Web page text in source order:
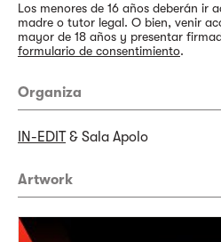
Los menores de 16 años deberán ir
madre o tutor legal. O bien, venir
mayor de 18 años y presentar
formulario de consentimiento.
Organiza
IN-EDIT& Sala Apolo
Artwork